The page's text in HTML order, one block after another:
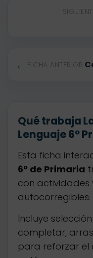
← FICHA ANTERIOR
Qué trabaja
Lenguaje 6º
Esta ficha
6º de Primaria
con actividades
autocorregibles.
Incluye
completar,
para reforzar el